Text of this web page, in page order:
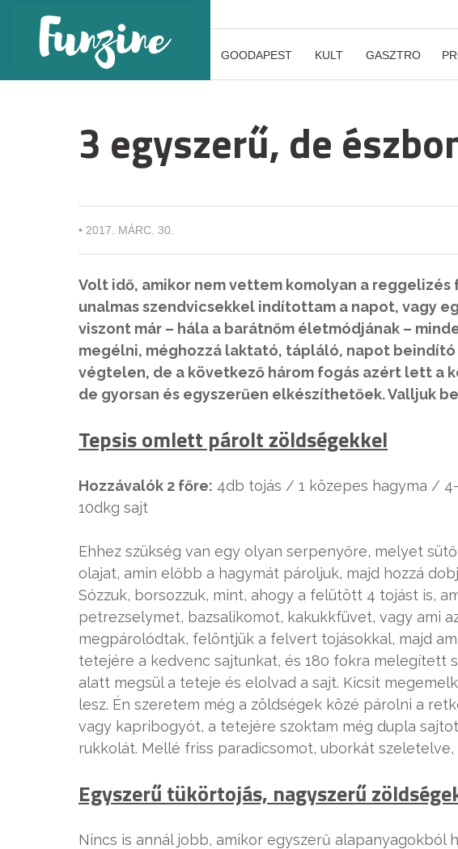
GOODAPEST KULT GASZTRO
3 egyszerű, de
• 2017. MÁRC. 30.
Volt idő, amikor nem vettem komolyan a reggelizés
unalmas szendvicsekkel indítottam a napot, vagy
viszont már – hála a barátnőm életmódjának –
megélni, méghozzá laktató, tápláló, napot
végtelen, de a következő három fogás azért lett a
de gyorsan és egyszerűen elkészíthetőek. Valljuk
Tepsis omlett párolt zöldségekkel
Hozzávalók 2 főre: 4db tojás / 1 közepes hagyma /
10dkg sajt
Ehhez szükség van egy olyan serpenyőre, melyet
olajat, amin előbb a hagymát pároljuk, majd hozzá
Sózzuk, borsozzuk, mint, ahogy a felütött 4 tojást is,
petrezselymet, bazsalikomot, kakukkfüvet, vagy ami
megpárolódtak, felöntjük a felvert tojásokkal, majd
tetejére a kedvenc sajtunkat, és 180 fokra melegített
alatt megsül a teteje és elolvad a sajt. Kicsit
lesz. Én szeretem még a zöldségek közé párolni a
vagy kapribogyót, a tetejére szoktam még dupla
rukkolát. Mellé friss paradicsomot, uborkát
Egyszerű tükörtojás, nagyszerű
Nincs is annál jobb, amikor egyszerű alapanyagokból